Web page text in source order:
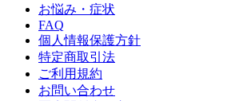
お悩み・症状
FAQ
個人情報保護方針
特定商取引法
ご利用規約
お問い合わせ